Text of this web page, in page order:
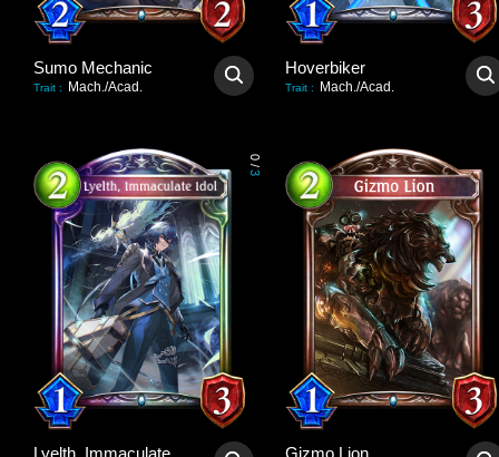
Sumo Mechanic
Trait : Mach./Acad.
Hoverbiker
Trait : Mach./Acad.
0
/
3
Lyelth, Immaculate Idol Gizmo Lion